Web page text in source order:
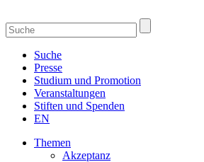
Suche
Presse
Studium und Promotion
Veranstaltungen
Stiften und Spenden
EN
Themen
Akzeptanz